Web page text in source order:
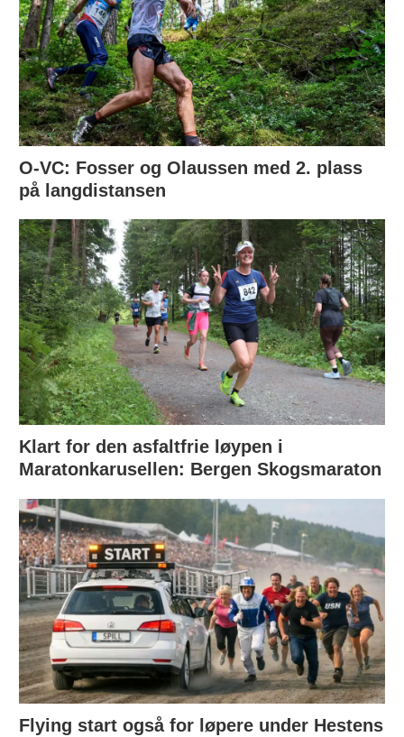
O-VC: Fosser og Olaussen med 2. plass
på langdistansen
Klart for den asfaltfrie løypen i
Maratonkarusellen: Bergen Skogsmaraton
Flying start også for løpere under Hestens